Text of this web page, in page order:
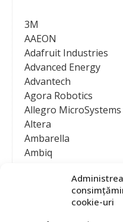
cookie-uri
3M
AAEON
Adafruit Industries
Advanced Energy
Advantech
Agora Robotics
Allegro MicroSystems
Altera
Ambarella
Ambiq
Analog Devices
Anritsu Corporation